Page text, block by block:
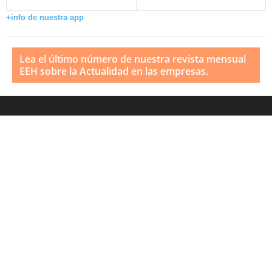
+info de nuestra app
Lea el último número de nuestra revista mensual
EEH sobre la Actualidad en las empresas.